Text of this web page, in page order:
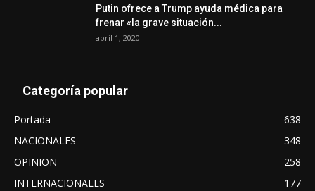
Putin ofrece a Trump ayuda médica para
frenar «la grave situación...
abril 1, 2020
Categoría popular
Portada
638
NACIONALES
348
OPINION
258
INTERNACIONALES
177